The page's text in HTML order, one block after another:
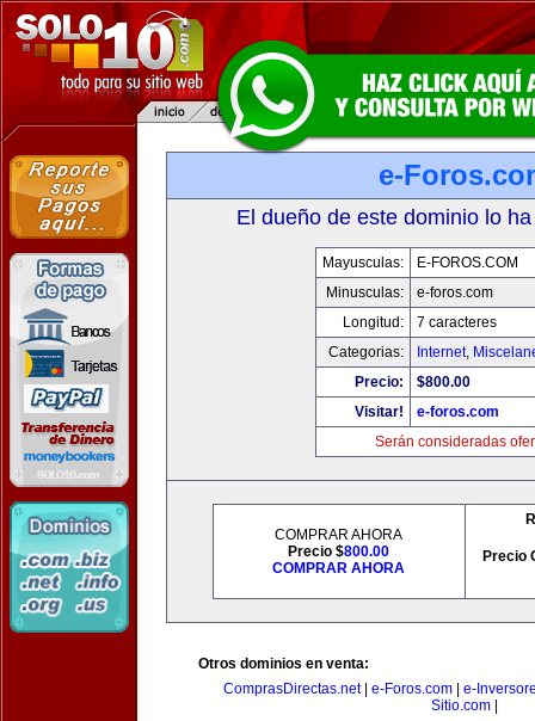
e-
El dueño de este dominio lo
Mayusculas:
E-FOROS.COM
Minusculas:
e-foros.com
Longitud:
7 caracteres
Categorias:
Internet,
Precio:
$800.00
Visitar!
e-foros.com
Serán consideradas
COMPRAR AHORA
Precio $800.00
COMPRAR AHORA
Precio
Otros dominios en venta:
ComprasDirectas.net| e-Foros.com
e-
Sitio.com